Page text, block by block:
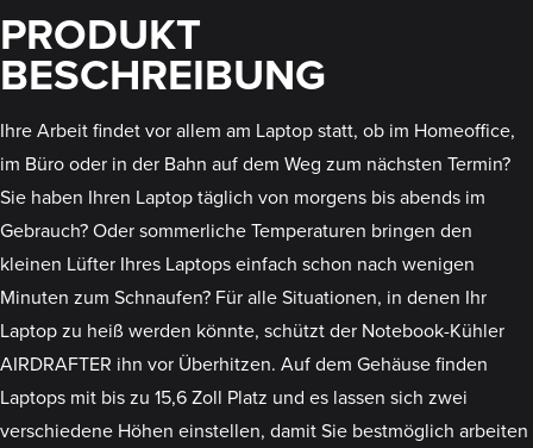
PRODUKT
BESCHREIBUNG
Ihre Arbeit findet vor allem am Laptop statt, ob im Homeoffice,
im Büro oder in der Bahn auf dem Weg zum nächsten Termin?
Sie haben Ihren Laptop täglich von morgens bis abends im
Gebrauch? Oder sommerliche Temperaturen bringen den
kleinen Lüfter Ihres Laptops einfach schon nach wenigen
Minuten zum Schnaufen? Für alle Situationen, in denen Ihr
Laptop zu heiß werden könnte, schützt der Notebook-Kühler
AIRDRAFTER ihn vor Überhitzen. Auf dem Gehäuse finden
Laptops mit bis zu 15,6 Zoll Platz und es lassen sich zwei
verschiedene Höhen einstellen, damit Sie bestmöglich arbeiten